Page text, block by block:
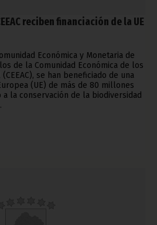
reciben financiación de la UE
Económica y Monetaria de
de la Comunidad Económica de los
se han beneficiado de una
(UE) de más de 80 millones
la conservación de la biodiversidad